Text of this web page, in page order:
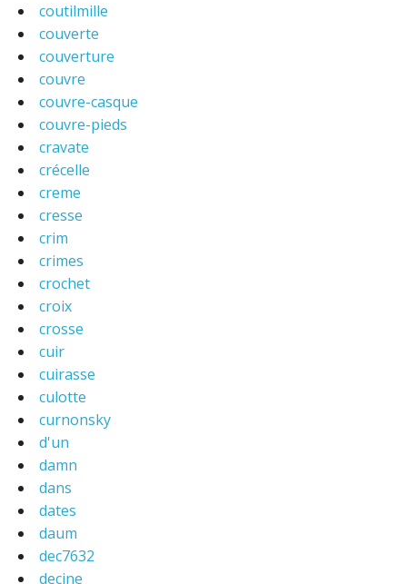
coutilmille
couverte
couverture
couvre
couvre-casque
couvre-pieds
cravate
crécelle
creme
cresse
crim
crimes
crochet
croix
crosse
cuir
cuirasse
culotte
curnonsky
d'un
damn
dans
dates
daum
dec7632
decine